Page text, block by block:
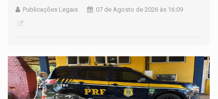
Publicações Legais 07 de Agosto de 2026 às 16:09